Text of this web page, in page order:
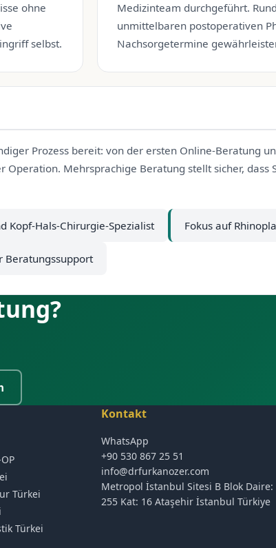
ohne
selbst.
Medizinteam durchgeführt.
unmittelbaren postoperativen
Nachsorgetermine
Prozess bereit: von der ersten Online-Beratung
Mehrsprachige Beratung stellt sicher,
Kopf-Hals-Chirurgie-Spezialist Fokus auf
Beratungssupport
Türkei
Türkei
Kontakt
WhatsApp
+90 530 867 25 51
info@drfurkanozer.com
Metropol İstanbul Sitesi B Blok Daire:
255 Kat: 16 Ataşehir İstanbul Türkiye